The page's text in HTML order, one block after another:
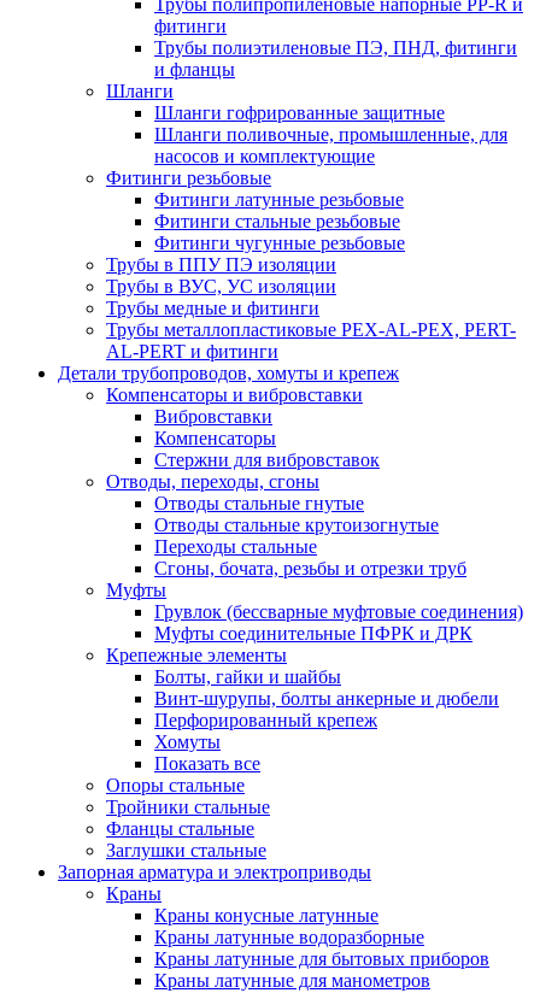
Трубы полипропиленовые напорные PP-R и
фитинги
Трубы полиэтиленовые ПЭ, ПНД, фитинги
и фланцы
Шланги
Шланги гофрированные защитные
Шланги поливочные, промышленные, для
насосов и комплектующие
Фитинги резьбовые
Фитинги латунные резьбовые
Фитинги стальные резьбовые
Фитинги чугунные резьбовые
Трубы в ППУ ПЭ изоляции
Трубы в ВУС, УС изоляции
Трубы медные и фитинги
Трубы металлопластиковые PEX-AL-PEX, PERT-
AL-PERT и фитинги
Детали трубопроводов, хомуты и крепеж
Компенсаторы и вибровставки
Вибровставки
Компенсаторы
Стержни для вибровставок
Отводы, переходы, сгоны
Отводы стальные гнутые
Отводы стальные крутоизогнутые
Переходы стальные
Сгоны, бочата, резьбы и отрезки труб
Муфты
Грувлок (бессварные муфтовые соединения)
Муфты соединительные ПФРК и ДРК
Крепежные элементы
Болты, гайки и шайбы
Винт-шурупы, болты анкерные и дюбели
Перфорированный крепеж
Хомуты
Показать все
Опоры стальные
Тройники стальные
Фланцы стальные
Заглушки стальные
Запорная арматура и электроприводы
Краны
Краны конусные латунные
Краны латунные водоразборные
Краны латунные для бытовых приборов
Краны латунные для манометров